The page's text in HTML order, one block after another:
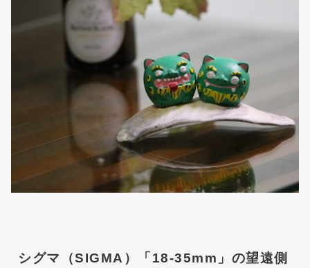
シグマ（SIGMA）「18-35mm」の望遠側